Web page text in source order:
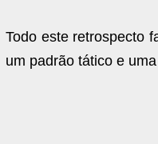
Todo este retrospecto
um padrão tático e